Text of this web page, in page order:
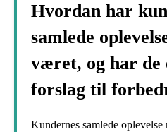
Hvordan har
samlede
været, og har de
forslag til
Kundernes samlede